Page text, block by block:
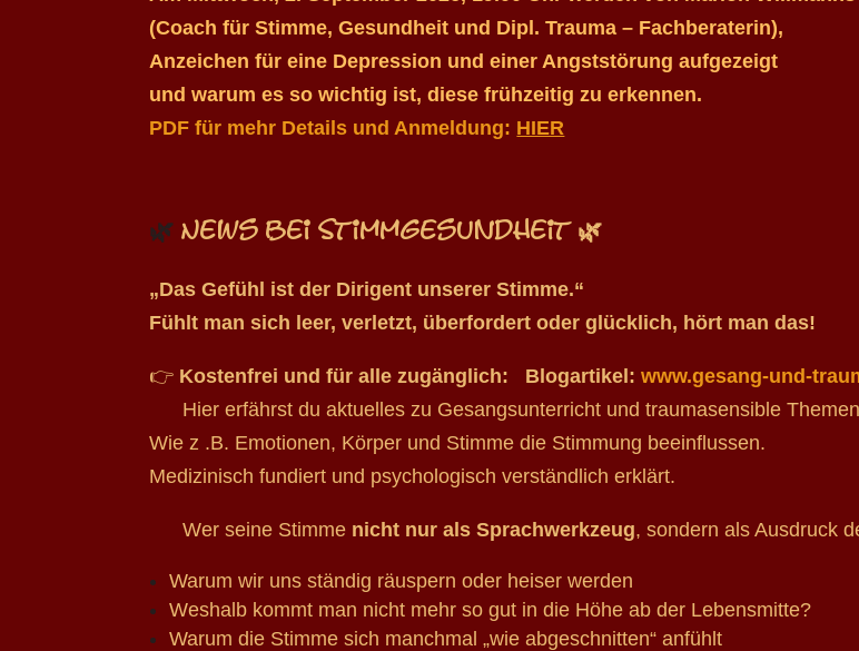
(Coach für Stimme, Gesundheit und Dipl. Trauma – Fachberaterin),
Anzeichen für eine Depression und einer Angststörung aufgezeigt
und warum es so wichtig ist, diese frühzeitig zu erkennen.
PDF für mehr Details und Anmeldung: HIER
🌿 News bei Stimmgesundheit 🌿
„Das Gefühl ist der Dirigent unserer Stimme.“
Fühlt man sich leer, verletzt, überfordert oder glücklich, hört man das!
👉 Kostenfrei und für alle zugänglich: Blogartikel:www.gesang-und-
Hier erfährst du aktuelles zu Gesangsunterricht und traumasensible
Wie z .B. Emotionen, Körper und Stimme die Stimmung beeinflussen.
Medizinisch fundiert und psychologisch verständlich erklärt.
Wer seine Stimme nicht nur als Sprachwerkzeug, sondern als Ausdruck
Warum wir uns ständig räuspern oder heiser werden
Weshalb kommt man nicht mehr so gut in die Höhe ab der Lebensmitte?
Warum die Stimme sich manchmal „wie abgeschnitten“ anfühlt